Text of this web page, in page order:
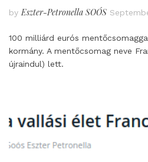
by Eszter-Petronella SOÓS
100 milliárd eurós
kormány. A mentőcsomag neve
újraindul) lett.